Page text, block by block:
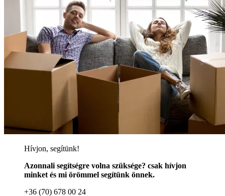
Hívjon, segítünk!
Azonnali segítségre volna szüksége? csak hívjon
minket és mi örömmel segítünk önnek.
+36 (70) 678 00 24